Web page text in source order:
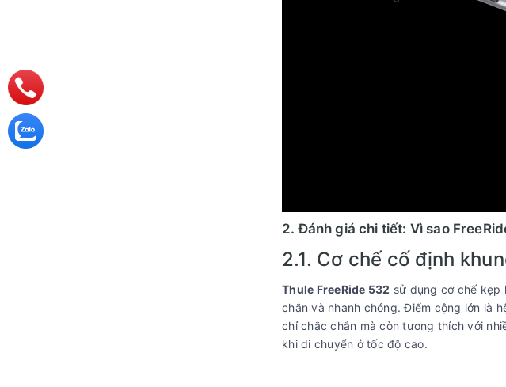
2. Đánh giá chi tiết: Vì sao
2.1. Cơ chế cố định
Thule FreeRide 532 sử dụng cơ chế kẹp
chắn và nhanh chóng. Điểm cộng lớn là
chỉ chắc chắn mà còn tương thích với
khi di chuyển ở tốc độ cao.